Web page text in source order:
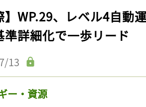
】WP.29、レベル4自動
準詳細化で一歩リード
13
ー・資源